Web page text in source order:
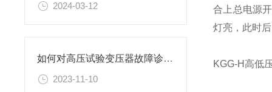
2024-03-12
如何对高压试验变压器故障诊断与处理
2023-11-10
合上总电源
灯亮，此时
KGG-H高低